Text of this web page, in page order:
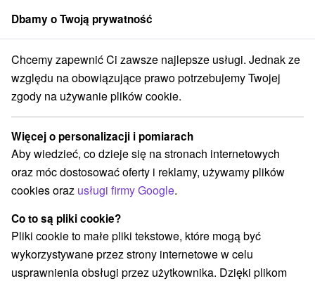
członek grupySorger
Chaty na prenájom Stredné Slovensko Žilinský kraj Sučany
Chaty na prenájom Sučany
Kategorie
Wszystkie kategorie
Chaty na prenájom(2)
Wybierz lokalizację lub datę
WSZYSTKO NAJTAŃSZE NAJDROŻSZE
Dbamy o Twoją prywatność
Chcemy zapewnić Ci zawsze najlepsze usługi. Jednak ze
względu na obowiązujące prawo potrzebujemy Twojej
zgody na używanie plików cookie.
Więcej o personalizacji i pomiarach
Aby wiedzieć, co dzieje się na stronach internetowych
oraz móc dostosować oferty i reklamy, używamy plików
cookies oraz usługi firmy Google.
Co to są pliki cookie?
Pliki cookie to małe pliki tekstowe, które mogą być
wykorzystywane przez strony internetowe w celu
usprawnienia obsługi przez użytkownika. Dzięki plikom